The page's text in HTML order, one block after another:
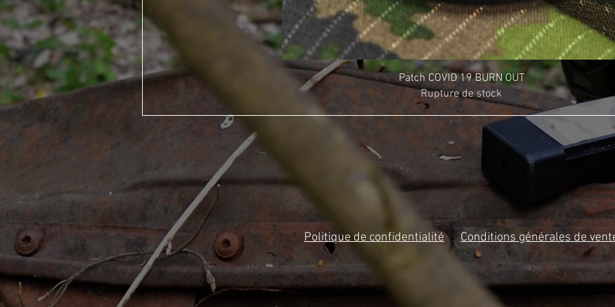
Patch COVID 19 BURN OUT
Rupture de stock
Politique de confidentialité Conditions générales de